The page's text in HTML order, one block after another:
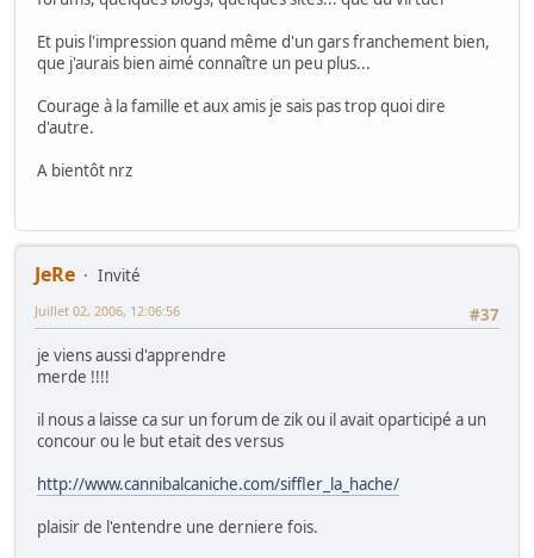
Et puis l'impression quand même d'un gars franchement bien,
que j'aurais bien aimé connaître un peu plus...
Courage à la famille et aux amis je sais pas trop quoi dire
d'autre.
A bientôt nrz
JeRe
Invité
#37
Juillet 02, 2006, 12:06:56
je viens aussi d'apprendre
merde !!!!
il nous a laisse ca sur un forum de zik ou il avait oparticipé a un
concour ou le but etait des versus
http://www.cannibalcaniche.com/siffler_la_hache/
plaisir de l'entendre une derniere fois.